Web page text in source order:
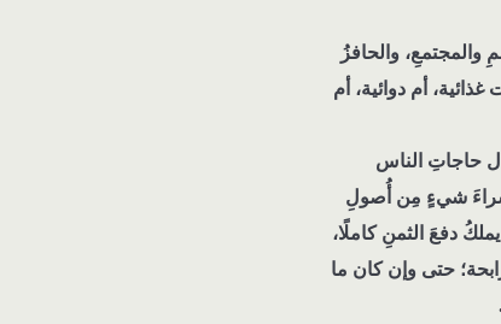
والمجتمعِ، والحافزُ
أم دوائية، أم
حاجاتِ الناس
شراءَ شيءٍ مِن أُصولِ
دفعَ الثمنِ كاملًا،
حتى وإن كان ما